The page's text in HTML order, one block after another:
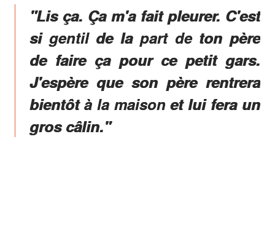
"Lis ça. Ça m'a fait pleurer. C'est
si gentil de la part de ton père
de faire ça pour ce petit gars.
J'espère que son père rentrera
bientôt à la maison et lui fera un
gros câlin."